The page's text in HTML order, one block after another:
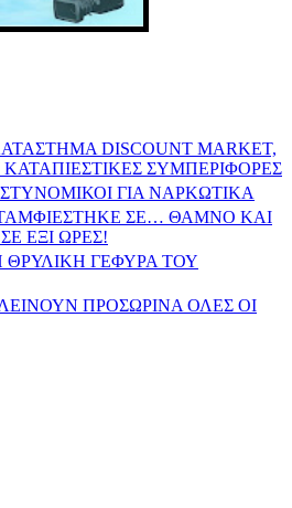
DISCOUNT MARKET,
ΚΑΤΑΠΙΕΣΤΙΚΕΣ ΣΥΜΠΕΡΙΦΟΡΕΣ
ΓΙΑ ΝΑΡΚΩΤΙΚΑ
ΣΕ… ΘΑΜΝΟ ΚΑΙ
ΕΞΙ ΩΡΕΣ!
ΓΕΦΥΡΑ ΤΟΥ
ΠΡΟΣΩΡΙΝΑ ΟΛΕΣ ΟΙ